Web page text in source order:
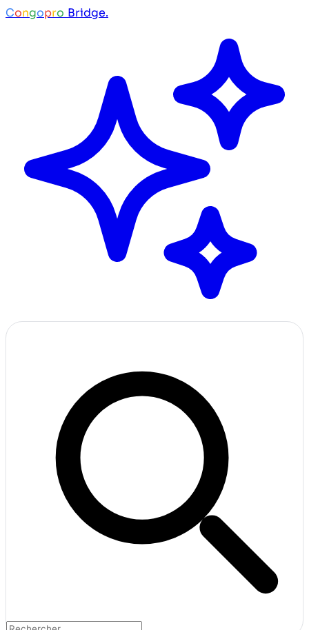
Congopro Bridge.